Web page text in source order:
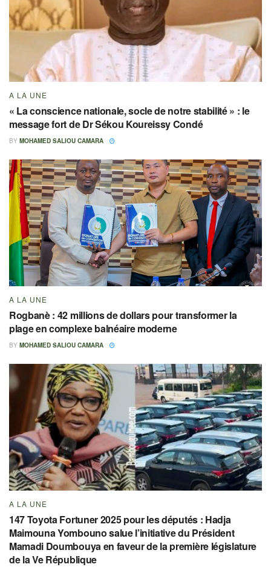
A LA UNE
« La conscience nationale, socle de notre stabilité » : le
message fort de Dr Sékou Koureissy Condé
BY MOHAMED SALIOU CAMARA
A LA UNE
Rogbanè : 42 millions de dollars pour transformer la
plage en complexe balnéaire moderne
BY MOHAMED SALIOU CAMARA
A LA UNE
147 Toyota Fortuner 2025 pour les députés : Hadja
Maimouna Yombouno salue l’initiative du Président
Mamadi Doumbouya en faveur de la première législature
de la Ve République